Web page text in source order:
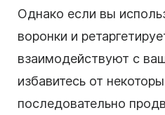
Однако если вы
воронки и
взаимодействуют с
избавитесь от
последовательно